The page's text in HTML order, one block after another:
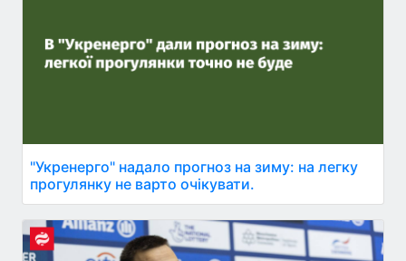
"Укренерго" надало прогноз на зиму: на легку
прогулянку не варто очікувати.